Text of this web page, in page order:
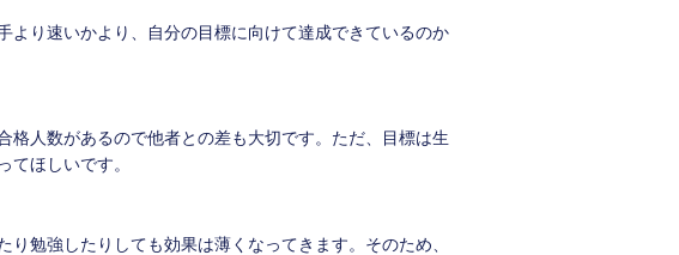
より速いかより、自分の目標に向けて達成できているのか
人数があるので他者との差も大切です。ただ、目標は生
てほしいです。
勉強したりしても効果は薄くなってきます。そのため、